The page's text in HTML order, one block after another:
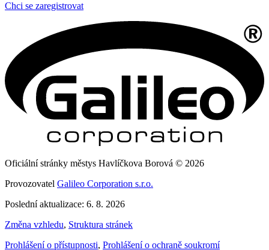
Chci se zaregistrovat
Oficiální stránky městys Havlíčkova Borová © 2026
Provozovatel Galileo Corporation s.r.o.
Poslední aktualizace: 6. 8. 2026
Změna vzhledu, Struktura stránek
Prohlášení o přístupnosti, Prohlášení o ochraně soukromí